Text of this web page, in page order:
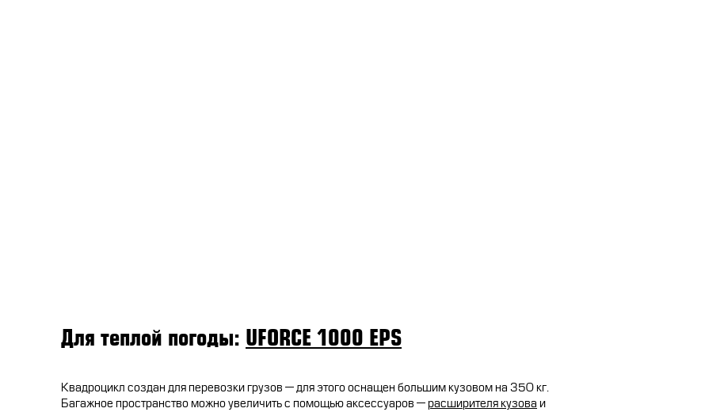
Для теплой погоды: UFORCE 1000 EPS
Квадроцикл создан для перевозки грузов — для этого оснащен большим кузовом на 350 кг.
Багажное пространство можно увеличить с помощью аксессуаров —расширителя кузова и